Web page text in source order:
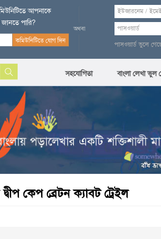
আপনাকে
পারি?
পাসওয়ার্ড ভুলে
সহযোগিতা বাংলা লেখা ভুল
কেপ ব্রেটন ক্যাবট ট্রেইল